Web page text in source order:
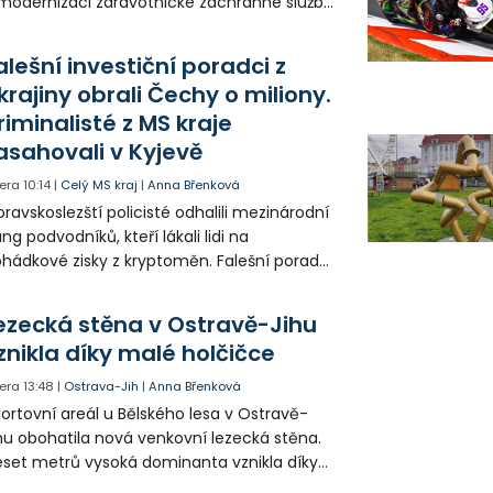
investiční poradci z
obrali Čechy o miliony.
z MS kraje
v Kyjevě
10:14 | Celý MS kraj |Anna Břenková
policisté odhalili mezinárodní
podvodníků, kteří lákali lidi na
zisky z kryptoměn. Falešní poradci
až stovky milionů korun. Na padesátce
prohlídek v Kyjevě se podíleli i
vyšetřovatelé.
stěna v Ostravě-Jihu
díky malé holčičce
13:48 | Ostrava-Jih |Anna Břenková
areál u Bělského lesa v Ostravě-
obohatila nová venkovní lezecká stěna.
metrů vysoká dominanta vznikla díky